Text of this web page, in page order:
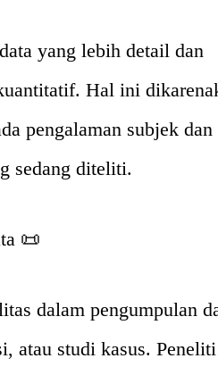
yang lebih detail dan
Hal ini
pengalaman subjek dan
sedang diteliti.
📜
dalam pengumpulan
atau studi kasus. Peneliti